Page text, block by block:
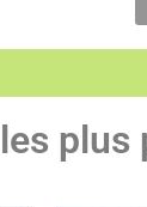
plus